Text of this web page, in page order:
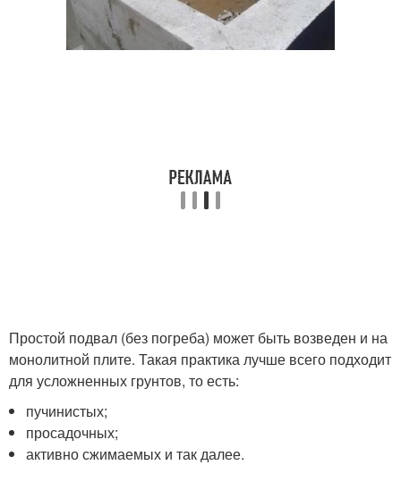
Простой подвал (без погреба) может быть возведен и на
монолитной плите. Такая практика лучше всего подходит
для усложненных грунтов, то есть:
пучинистых;
просадочных;
активно сжимаемых и так далее.